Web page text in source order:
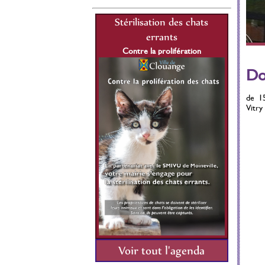
Stérilisation des chats
errants
Contre la prolifération
Du 01 Juillet 2021 au 31
Décembre 2026
Voir tout l'agenda
de
Vitry